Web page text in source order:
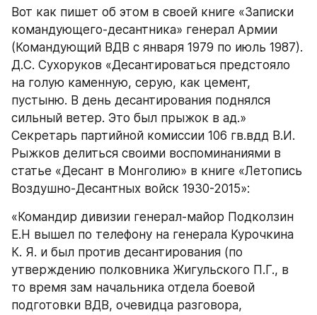
Вот как пишет об этом в своей книге «Записки
командующего-десантника» генерал Армии
(Командующий ВДВ с января 1979 по июль 1987).
Д.С. Сухоруков «Десантироваться предстояло
на голую каменную, серую, как цемент,
пустыню. В день десантирования поднялся
сильный ветер. Это был прыжок в ад.»
Секретарь партийной комиссии 106 гв.вдд В.И.
Рыжков делиться своими воспоминаниями в
статье «Десант в Монголию» в книге «Летопись
Воздушно-Десантных войск 1930-2015»:
«Командир дивизии генерал-майор Подколзин
Е.Н вышел по телефону на генерала Курочкина
К. Я. и был против десантирования (по
утверждению полковника Жигульского П.Г., в
то время зам начальника отдела боевой
подготовки ВДВ, очевидца разговора,